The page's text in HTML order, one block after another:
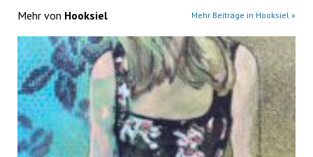
Mehr von Hooksiel Mehr Beiträge in Hooksiel »